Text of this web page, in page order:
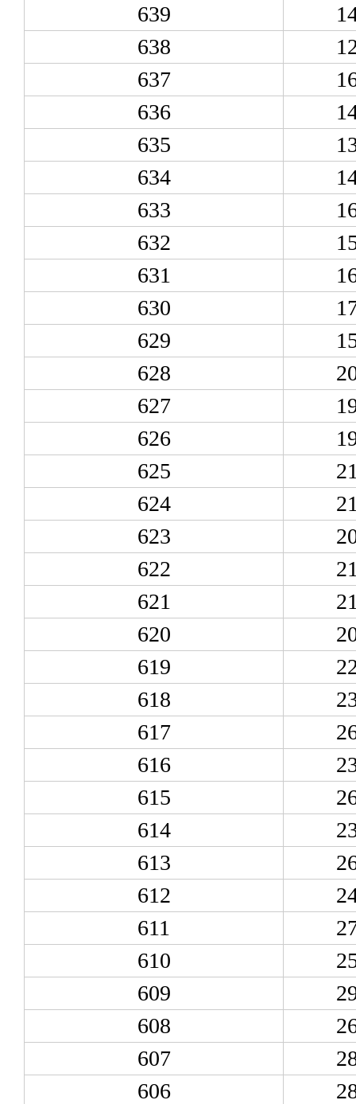
639
638
637
636
635
634
633
632
631
630
629
628
627
626
625
624
623
622
621
620
619
618
617
616
615
614
613
612
611
610
609
608
607
606